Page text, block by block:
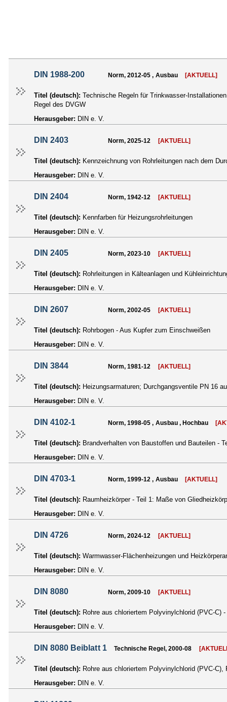
DIN 1988-200 Norm, 2012-05 , Ausbau [AKTUELL]
Titel (deutsch): Technische Regeln für Trinkwasser-
Regel des DVGW
Herausgeber: DIN e. V.
DIN 2403 Norm, 2025-12 [AKTUELL]
Titel (deutsch): Kennzeichnung von Rohrleitungen nach dem
Herausgeber: DIN e. V.
DIN 2404 Norm, 1942-12 [AKTUELL]
Titel (deutsch): Kennfarben für Heizungsrohrleitungen
Herausgeber: DIN e. V.
DIN 2405 Norm, 2023-10 [AKTUELL]
Titel (deutsch): Rohrleitungen in Kälteanlagen und
Herausgeber: DIN e. V.
DIN 2607 Norm, 2002-05 [AKTUELL]
Titel (deutsch): Rohrbogen - Aus Kupfer zum Einschweißen
Herausgeber: DIN e. V.
DIN 3844 Norm, 1981-12 [AKTUELL]
Titel (deutsch): Heizungsarmaturen; Durchgangsventile PN 16
Herausgeber: DIN e. V.
DIN 4102-1 Norm, 1998-05 , Ausbau , Hochbau
Titel (deutsch): Brandverhalten von Baustoffen und Bauteilen -
Herausgeber: DIN e. V.
DIN 4703-1 Norm, 1999-12 , Ausbau [AKTUELL]
Titel (deutsch): Raumheizkörper - Teil 1: Maße von
Herausgeber: DIN e. V.
DIN 4726 Norm, 2024-12 [AKTUELL]
Titel (deutsch): Warmwasser-Flächenheizungen und
Herausgeber: DIN e. V.
DIN 8080 Norm, 2009-10 [AKTUELL]
Titel (deutsch): Rohre aus chloriertem Polyvinylchlorid (PVC-C)
Herausgeber: DIN e. V.
DIN 8080 Beiblatt 1 Technische Regel, 2000-08
Titel (deutsch): Rohre aus chloriertem Polyvinylchlorid (PVC-
Herausgeber: DIN e. V.